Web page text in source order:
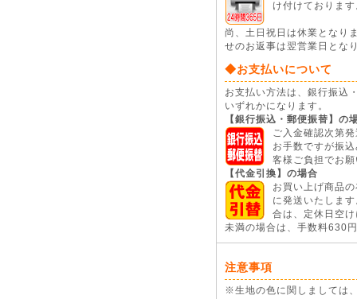
け付けております
尚、土日祝日は休業となり
せのお返事は翌営業日とな
◆お支払いについて
お支払い方法は、銀行振込
いずれかになります。
【銀行振込・郵便振替】の
ご入金確認次第
お手数ですが振
客様ご負担でお
【代金引換】の場合
お買い上げ商品
に発送いたしま
合は、定休日空
未満の場合は、手数料630
注意事項
※生地の色に関しましては